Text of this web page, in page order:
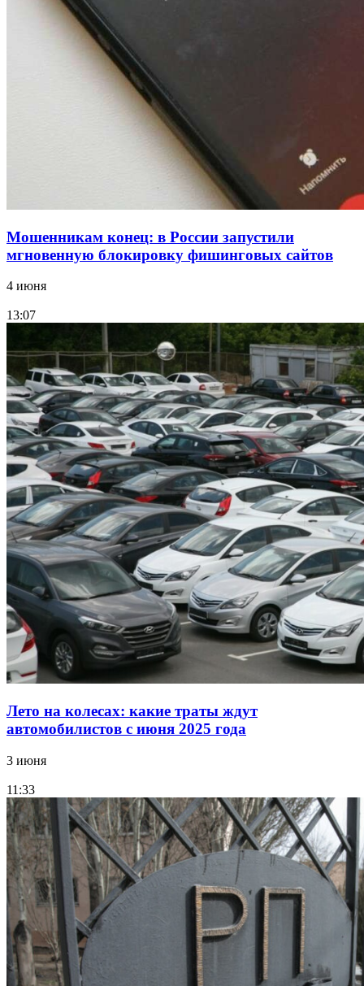
парке прошёл фестиваль „Арбузный переполох“
Волгоградские компании нарастили экспорт:
заключены контракты на 3,6 млн долларов
Мошенникам конец: в России запустили
мгновенную блокировку фишинговых сайтов
4 июня
13:07
Лето на колесах: какие траты ждут
автомобилистов с июня 2025 года
3 июня
11:33